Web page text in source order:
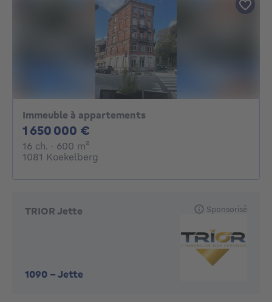
Immeuble à appartements
1 650 000 €
16 ch. 16 chambres
· 600 m²
1081 Koekelberg
TRIOR Jette
1090 -Jette
Sponsorisé